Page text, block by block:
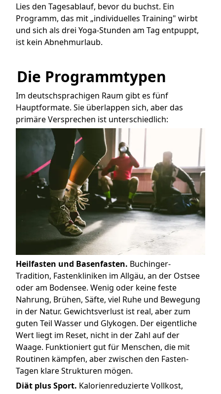
Lies den Tagesablauf, bevor du buchst. Ein
Programm, das mit „individuelles Training" wirbt
und sich als drei Yoga-Stunden am Tag entpuppt,
ist kein Abnehmurlaub.
Die Programmtypen
Im deutschsprachigen Raum gibt es fünf
Hauptformate. Sie überlappen sich, aber das
primäre Versprechen ist unterschiedlich:
Heilfasten und Basenfasten. Buchinger-
Tradition, Fastenkliniken im Allgäu, an der Ostsee
oder am Bodensee. Wenig oder keine feste
Nahrung, Brühen, Säfte, viel Ruhe und Bewegung
in der Natur. Gewichtsverlust ist real, aber zum
guten Teil Wasser und Glykogen. Der eigentliche
Wert liegt im Reset, nicht in der Zahl auf der
Waage. Funktioniert gut für Menschen, die mit
Routinen kämpfen, aber zwischen den Fasten-
Tagen klare Strukturen mögen.
Diät plus Sport. Kalorienreduzierte Vollkost,